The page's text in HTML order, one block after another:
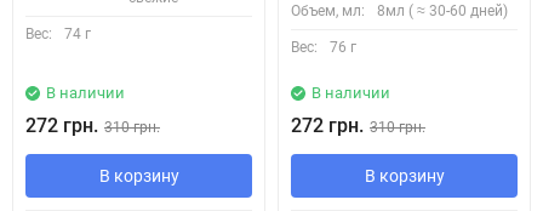
Вес: 74 г
В наличии
272 грн. 310 грн.
В корзину
Объем, мл: 8мл ( ≈ 30-60 дней)
Вес: 76 г
В наличии
272 грн. 310 грн.
В корзину